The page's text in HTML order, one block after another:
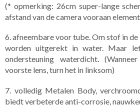
(* opmerking: 26cm super-lange
afstand van de camera vooraan
6. afneembare voor tube. Om stof in de
worden uitgerekt in water. Maar
ondersteuning waterdicht.
voorste lens, turn het in linksom)
7. volledig Metalen Body,
biedt verbeterde anti-corrosie,